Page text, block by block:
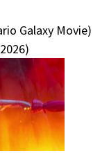
Galaxy Movie)